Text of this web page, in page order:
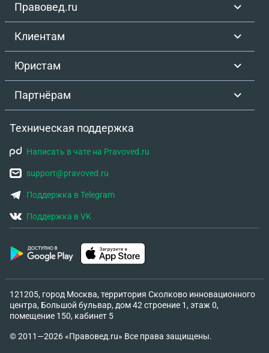
Правовед.ru
Клиентам
Юристам
Партнёрам
Техническая поддержка
Написать в чате на Pravoved.ru
support@pravoved.ru
Поддержка в Telegram
Поддержка в VK
121205, город Москва, территория Сколково инновационного
центра, Большой бульвар, дом 42 строение 1, этаж 0,
помещение 150, кабинет 5
© 2011—2026 «Правовед.ru» Все права защищены.